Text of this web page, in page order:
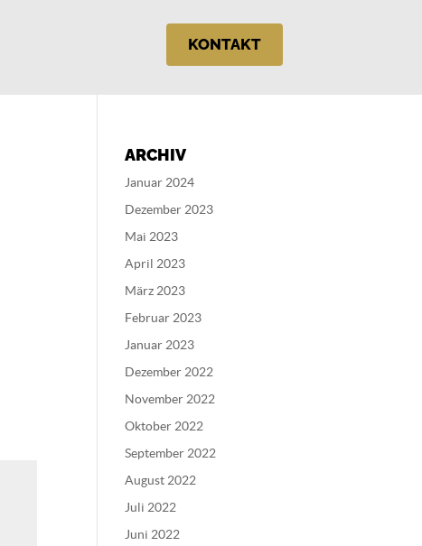
KONTAKT
ARCHIV
Januar 2024
Dezember 2023
Mai 2023
April 2023
März 2023
Februar 2023
Januar 2023
Dezember 2022
November 2022
Oktober 2022
September 2022
August 2022
Juli 2022
Juni 2022